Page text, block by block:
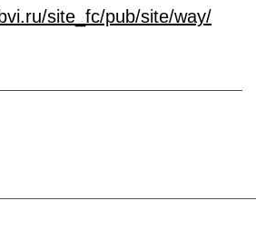
site_fc/pub/site/way/